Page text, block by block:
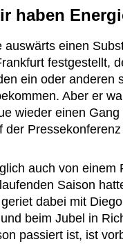
haben
auswärts einen
festgestellt,
ein oder anderen
Aber er
wieder einen
der
auch von einem
Saison
dabei mit
beim Jubel in
passiert ist, ist